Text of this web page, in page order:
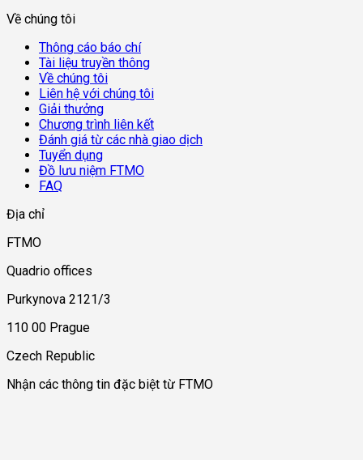
Về chúng tôi
Thông cáo báo chí
Tài liệu truyền thông
Về chúng tôi
Liên hệ với chúng tôi
Giải thưởng
Chương trình liên kết
Đánh giá từ các nhà giao dịch
Tuyển dụng
Đồ lưu niệm FTMO
FAQ
Địa chỉ
FTMO
Quadrio offices
Purkynova 2121/3
110 00 Prague
Czech Republic
Nhận các thông tin đặc biệt từ FTMO